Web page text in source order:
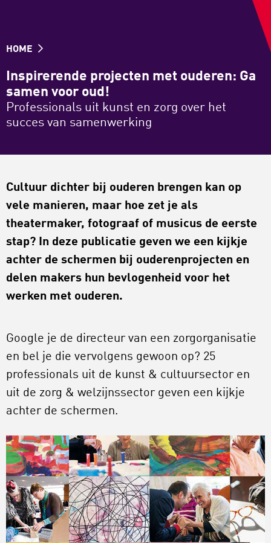
HOME
Inspirerende projecten met ouderen: Ga
samen voor oud!
Professionals uit kunst en zorg over het
succes van samenwerking
Cultuur dichter bij ouderen brengen kan op
vele manieren, maar hoe zet je als
theatermaker, fotograaf of musicus de eerste
stap? In deze publicatie geven we een kijkje
achter de schermen bij ouderenprojecten en
delen makers hun bevlogenheid voor het
werken met ouderen.
Google je de directeur van een zorgorganisatie
en bel je die vervolgens gewoon op? 25
professionals uit de kunst & cultuursector en
uit de zorg & welzijnssector geven een kijkje
achter de schermen.